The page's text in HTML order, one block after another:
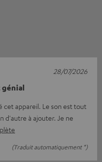
génial
cet appareil. Le son est tout
d'autre à ajouter. Je ne
(Traduit automatiquement *)
28/07/2026